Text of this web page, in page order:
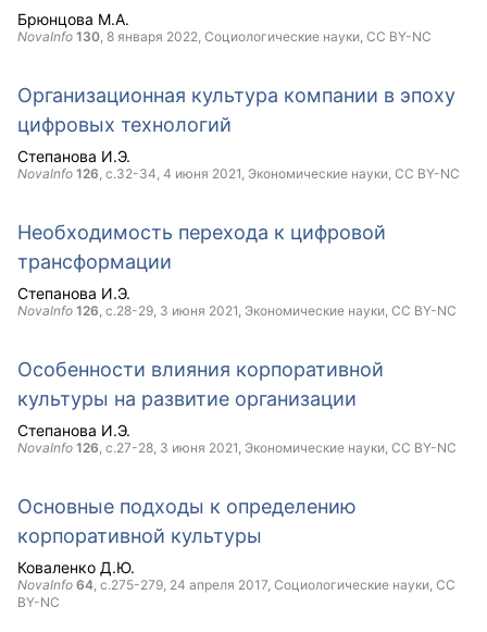
Брюнцова М.А.
NovaInfo 130, 8 января 2022, Социологические науки, CC BY-NC
Организационная культура компании в эпоху
цифровых технологий
Степанова И.Э.
NovaInfo 126, с.32-34, 4 июня 2021, Экономические науки, CC BY-NC
Необходимость перехода к цифровой
трансформации
Степанова И.Э.
NovaInfo 126, с.28-29, 3 июня 2021, Экономические науки, CC BY-NC
Особенности влияния корпоративной
культуры на развитие организации
Степанова И.Э.
NovaInfo 126, с.27-28, 3 июня 2021, Экономические науки, CC BY-NC
Основные подходы к определению
корпоративной культуры
Коваленко Д.Ю.
NovaInfo 64, с.275-279, 24 апреля 2017, Социологические науки, CC
BY-NC